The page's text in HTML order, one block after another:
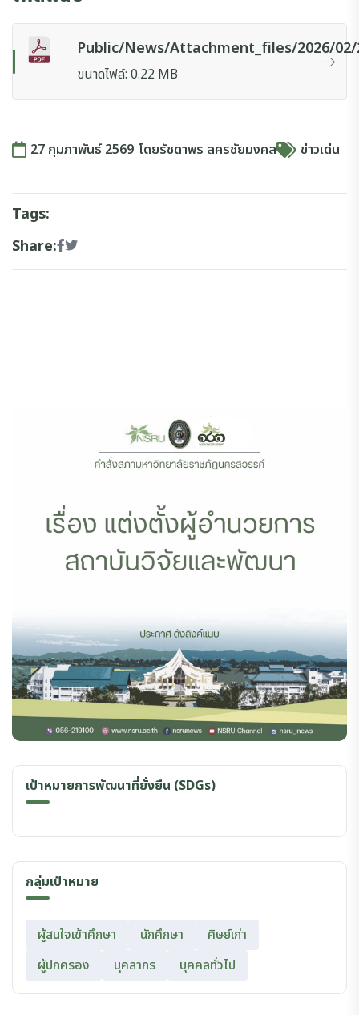
Public/news/attachment_files/2026/02/
ขนาดไฟล์: 0.22 MB
27 กุมภาพันธ์ 2569 โดยรัชดาพร ลครชัยมงคล ข่าวเด่น
Tags:
Share:
เป้าหมายการพัฒนาที่ยั่งยืน (SDGs)
กลุ่มเป้าหมาย
ผู้สนใจเข้าศึกษา นักศึกษา
ศิษย์เก่า
ผู้ปกครอง
บุคลากร บุคคลทั่วไป